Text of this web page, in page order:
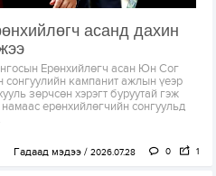
асанд дахин
Ерөнхийлөгч асан Юн Сог
кампанит ажлын үеэр
зөрчсөн хэрэгт буруутай гэж
ерөнхийлөгчийн сонгуульд
Гадаад мэдээ 2026.07.28 0 1